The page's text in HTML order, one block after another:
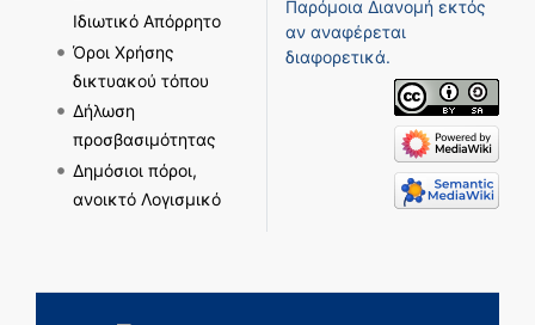
Ιδιωτικό Απόρρητο
Όροι Χρήσης
δικτυακού τόπου
Δήλωση
προσβασιμότητας
Δημόσιοι πόροι,
ανοικτό Λογισμικό
Παρόμοια Διανομή εκτός
αν αναφέρεται
διαφορετικά.